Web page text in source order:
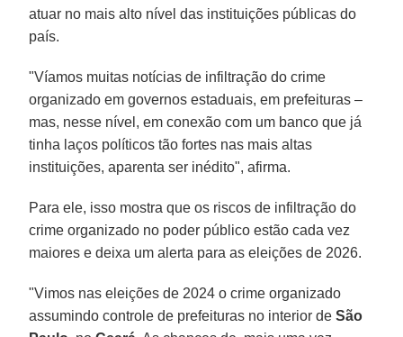
atuar no mais alto nível das instituições públicas do
país.
"Víamos muitas notícias de infiltração do crime
organizado em governos estaduais, em prefeituras –
mas, nesse nível, em conexão com um banco que já
tinha laços políticos tão fortes nas mais altas
instituições, aparenta ser inédito", afirma.
Para ele, isso mostra que os riscos de infiltração do
crime organizado no poder público estão cada vez
maiores e deixa um alerta para as eleições de 2026.
"Vimos nas eleições de 2024 o crime organizado
assumindo controle de prefeituras no interior deSão